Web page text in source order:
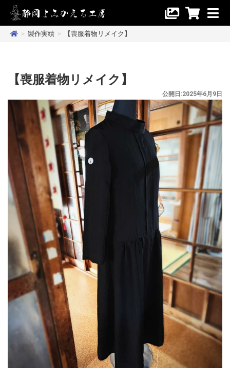
> 製作実績 > 【喪服着物リメイク】
【喪服着物リメイク】
公開日:2025年6月9日